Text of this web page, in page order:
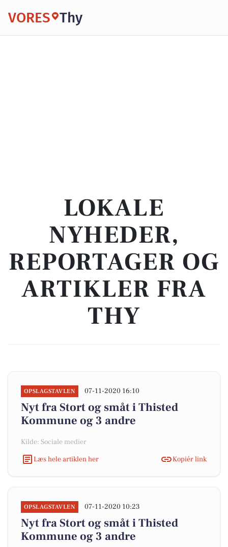
VORES Thy
LOKALE
NYHEDER,
REPORTAGER OG
ARTIKLER FRA
THY
OPSLAGSTAVLEN 07-11-2020 16:10
Nyt fra Stort og småt i Thisted
Kommune og 3 andre
Kilde: Sociale medier
Læs hele artiklen her
Kopiér link
OPSLAGSTAVLEN 07-11-2020 10:23
Nyt fra Stort og småt i Thisted
Kommune og 3 andre